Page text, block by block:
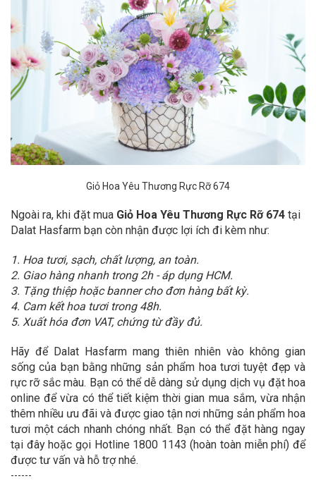
Giỏ Hoa Yêu Thương Rực Rỡ 674
Ngoài ra, khi đặt mua Giỏ Hoa Yêu Thương Rực Rỡ 674 tại
Dalat Hasfarm bạn còn nhận được lợi ích đi kèm như:
1. Hoa tươi, sạch, chất lượng, an toàn.
2. Giao hàng nhanh trong 2h - áp dụng HCM.
3. Tặng thiệp hoặc banner cho đơn hàng bất kỳ.
4. Cam kết hoa tươi trong 48h.
5. Xuất hóa đơn VAT, chứng từ đầy đủ.
Hãy để Dalat Hasfarm mang thiên nhiên vào không gian
sống của bạn bằng những sản phẩm hoa tươi tuyệt đẹp và
rực rỡ sắc màu. Bạn có thể dễ dàng sử dụng dịch vụ đặt hoa
online để vừa có thể tiết kiệm thời gian mua sắm, vừa nhận
thêm nhiều ưu đãi và được giao tận nơi những sản phẩm hoa
tươi một cách nhanh chóng nhất. Bạn có thể đặt hàng ngay
tại đây hoặc gọi Hotline 1800 1143 (hoàn toàn miễn phí) để
được tư vấn và hỗ trợ nhé.
------